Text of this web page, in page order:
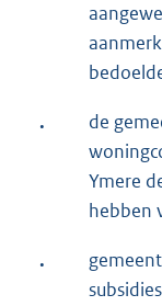
.
de
Ymere
hebben
.